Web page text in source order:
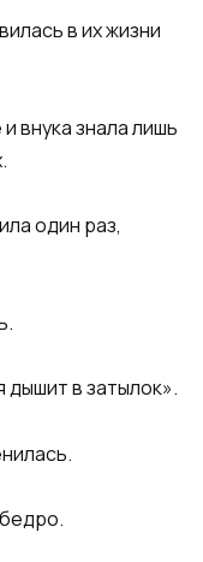
в их жизни
внука знала лишь
один раз,
дышит в затылок».